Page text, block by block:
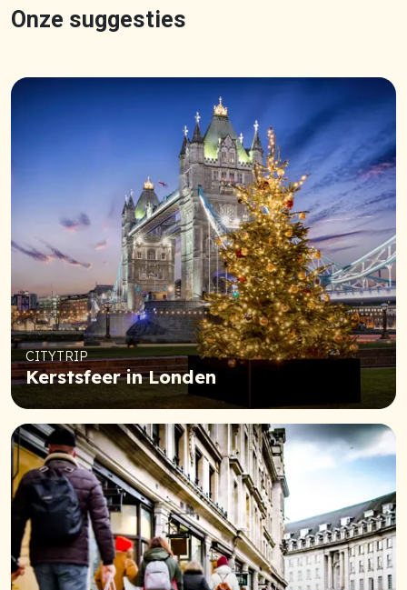
Onze suggesties
CITYTRIP
Kerstsfeer in Londen